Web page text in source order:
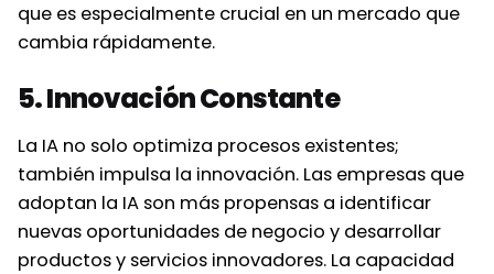
que es especialmente crucial en un mercado que
cambia rápidamente.
5. Innovación Constante
La IA no solo optimiza procesos existentes;
también impulsa la innovación. Las empresas que
adoptan la IA son más propensas a identificar
nuevas oportunidades de negocio y desarrollar
productos y servicios innovadores. La capacidad